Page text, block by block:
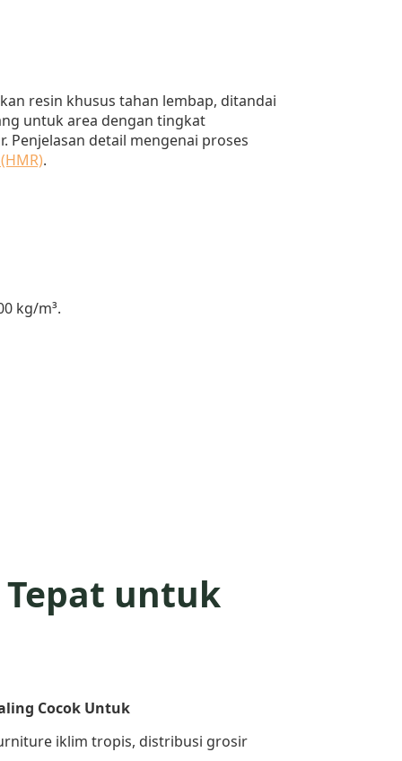
resin khusus tahan lembap, ditandai
untuk area dengan tingkat
Penjelasan detail mengenai proses
.
kg/m³.
untuk
Cocok Untuk
iklim tropis, distribusi grosir